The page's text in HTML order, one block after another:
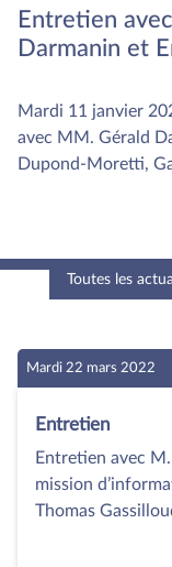
Entretien
Darmanin et
Mardi 11 janvier
avec MM. Gérald
Dupond-Moretti,
Toutes les
Mardi 22 mars 2022
Entretien
Entretien avec
mission
Thomas